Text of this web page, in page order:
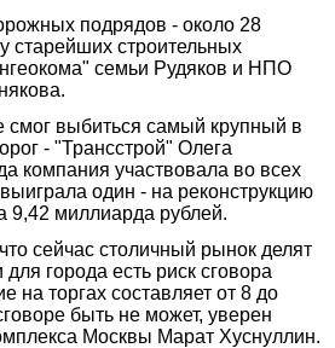
подрядов - около 28
старейших строительных
семьи Рудяков и НПО
смог выбиться самый крупный в
- "Трансстрой" Олега
компания участвовала во всех
один - на реконструкцию
9,42 миллиарда рублей.
сейчас столичный рынок делят
города есть риск сговора
торгах составляет от 8 до
быть не может, уверен
Москвы Марат Хуснуллин.